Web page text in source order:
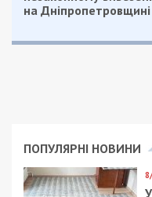
до 900 осіб.